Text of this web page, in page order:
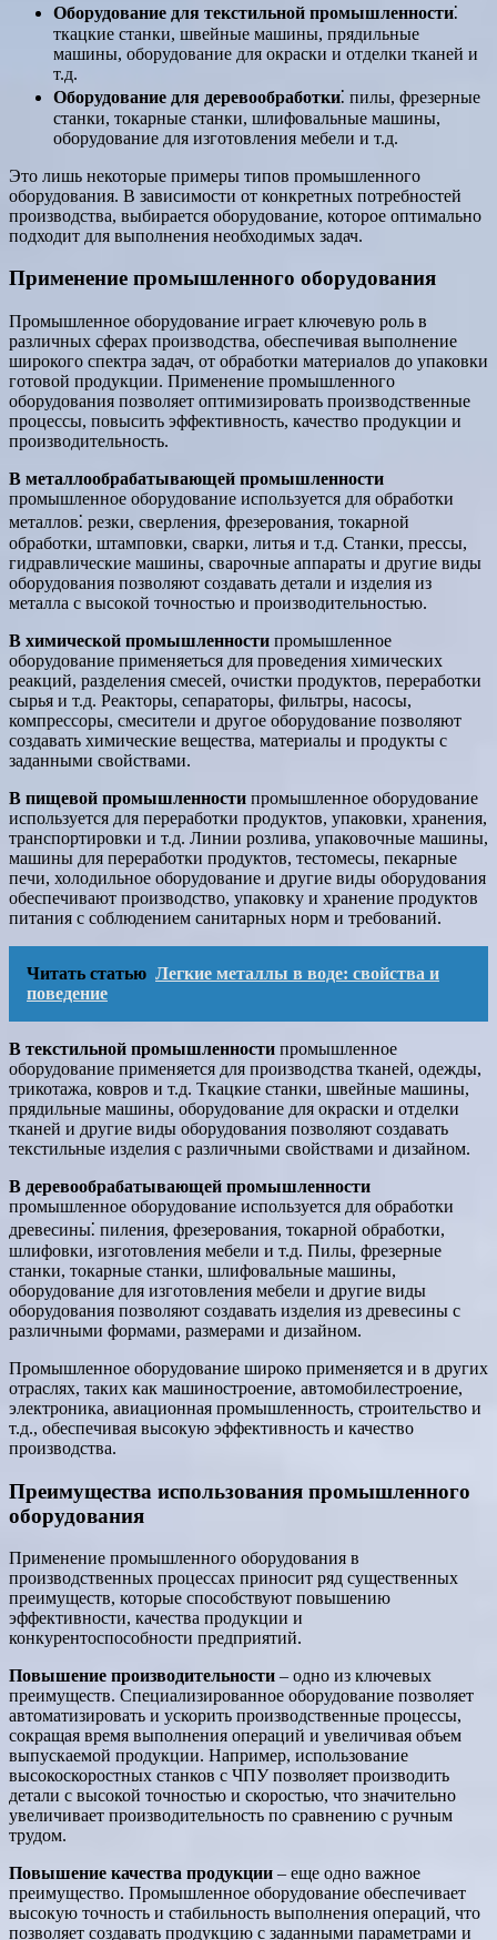
Оборудование для текстильной промышленности⁚
ткацкие станки, швейные машины, прядильные
машины, оборудование для окраски и отделки тканей и
т.д.
Оборудование для деревообработки⁚ пилы, фрезерные
станки, токарные станки, шлифовальные машины,
оборудование для изготовления мебели и т.д.
Это лишь некоторые примеры типов промышленного
оборудования. В зависимости от конкретных потребностей
производства, выбирается оборудование, которое оптимально
подходит для выполнения необходимых задач.
Применение промышленного оборудования
Промышленное оборудование играет ключевую роль в
различных сферах производства, обеспечивая выполнение
широкого спектра задач, от обработки материалов до упаковки
готовой продукции. Применение промышленного
оборудования позволяет оптимизировать производственные
процессы, повысить эффективность, качество продукции и
производительность.
В металлообрабатывающей промышленности
промышленное оборудование используется для обработки
металлов⁚ резки, сверления, фрезерования, токарной
обработки, штамповки, сварки, литья и т.д. Станки, прессы,
гидравлические машины, сварочные аппараты и другие виды
оборудования позволяют создавать детали и изделия из
металла с высокой точностью и производительностью.
В химической промышленности промышленное
оборудование применяеться для проведения химических
реакций, разделения смесей, очистки продуктов, переработки
сырья и т.д. Реакторы, сепараторы, фильтры, насосы,
компрессоры, смесители и другое оборудование позволяют
создавать химические вещества, материалы и продукты с
заданными свойствами.
В пищевой промышленности промышленное оборудование
используется для переработки продуктов, упаковки, хранения,
транспортировки и т.д. Линии розлива, упаковочные машины,
машины для переработки продуктов, тестомесы, пекарные
печи, холодильное оборудование и другие виды оборудования
обеспечивают производство, упаковку и хранение продуктов
питания с соблюдением санитарных норм и требований.
Читать статью Легкие металлы в воде: свойства и
поведение
В текстильной промышленности промышленное
оборудование применяется для производства тканей, одежды,
трикотажа, ковров и т.д. Ткацкие станки, швейные машины,
прядильные машины, оборудование для окраски и отделки
тканей и другие виды оборудования позволяют создавать
текстильные изделия с различными свойствами и дизайном.
В деревообрабатывающей промышленности
промышленное оборудование используется для обработки
древесины⁚ пиления, фрезерования, токарной обработки,
шлифовки, изготовления мебели и т.д. Пилы, фрезерные
станки, токарные станки, шлифовальные машины,
оборудование для изготовления мебели и другие виды
оборудования позволяют создавать изделия из древесины с
различными формами, размерами и дизайном.
Промышленное оборудование широко применяется и в других
отраслях, таких как машиностроение, автомобилестроение,
электроника, авиационная промышленность, строительство и
т.д., обеспечивая высокую эффективность и качество
производства.
Преимущества использования промышленного
оборудования
Применение промышленного оборудования в
производственных процессах приносит ряд существенных
преимуществ, которые способствуют повышению
эффективности, качества продукции и
конкурентоспособности предприятий.
Повышение производительности – одно из ключевых
преимуществ. Специализированное оборудование позволяет
автоматизировать и ускорить производственные процессы,
сокращая время выполнения операций и увеличивая объем
выпускаемой продукции. Например, использование
высокоскоростных станков с ЧПУ позволяет производить
детали с высокой точностью и скоростью, что значительно
увеличивает производительность по сравнению с ручным
трудом.
Повышение качества продукции – еще одно важное
преимущество. Промышленное оборудование обеспечивает
высокую точность и стабильность выполнения операций, что
позволяет создавать продукцию с заданными параметрами и